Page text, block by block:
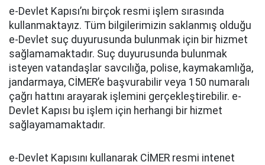
e-Devlet Kapısı’nı birçok resmi işlem sırasında
kullanmaktayız. Tüm bilgilerimizin saklanmış olduğu
e-Devlet suç duyurusunda bulunmak için bir hizmet
sağlamamaktadır. Suç duyurusunda bulunmak
isteyen vatandaşlar savcılığa, polise, kaymakamlığa,
jandarmaya, CİMER’e başvurabilir veya 150 numaralı
çağrı hattını arayarak işlemini gerçekleştirebilir. e-
Devlet Kapısı bu işlem için herhangi bir hizmet
sağlayamamaktadır.
e-Devlet Kapısını kullanarak CİMER resmi intenet